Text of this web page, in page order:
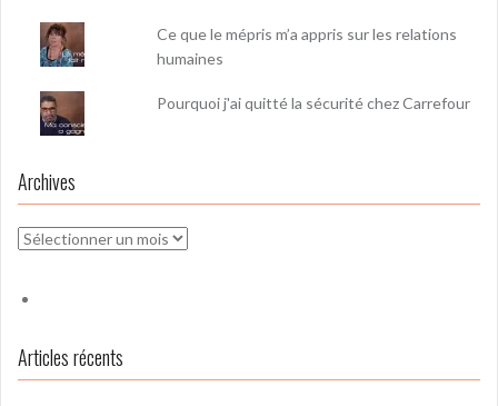
Ce que le mépris m’a appris sur les relations
humaines
Pourquoi j'ai quitté la sécurité chez Carrefour
Archives
Archives
Articles récents